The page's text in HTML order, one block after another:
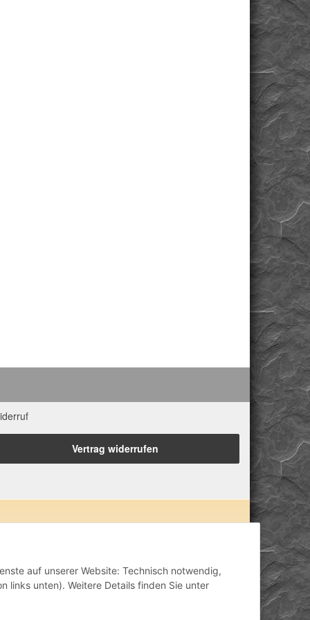
auf unserer Website: Technisch notwendig,
links unten). Weitere Details finden Sie unter
Vertrag widerrufen
zugeordnet. Wir weisen ausdrücklich
anerkannt oder wissenschaftlich nachweisbar
Erfahrung. Unsere Produkte ersetzen nie den
stellen unsere Angaben im ärztlichen Sinne keine